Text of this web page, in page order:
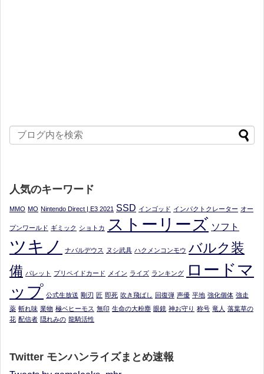
人気のキーワード
MMO MO Nintendo Direct | E3 2021 SSD インゴッド インパクトクレーター オー
プンワールド ギミック ショトカ ストーリーズ ソフト
ツキノ ナバルデウス ヌシ武具 ハクメンコンモウ バルク装
備 パレット プリペイドカード メイン ライズ ランキング
ロードマ
ップ 公式生放送 剛刃 匠 即死 吹き飛ばし 回復弾 声優 平地 強化個体 強走
薬 斬れ味 業物 極ベヒーモス 無印 生命の大粉塵 眼鏡 神お守り 称号 竜人 落葉草の
花 配信者 隠れみの 龍騎活性
Twitter モンハンライズまとめ速報